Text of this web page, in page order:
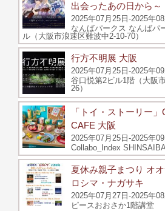
出会ったあの日から～
2025年07月25日-2025年08
なんばパークス なんばパ
ル（大阪市浪速区難波中2-10-70）
行方不明展 大阪
2025年07月25日-2025年09
谷口悦第2ビル1階（大阪
26）
「トイ・ストーリー
CAFE 大阪
2025年07月25日-2025年09
Collabo_Index
夏休み親子まつり オ
ロシマ・ナガサキ
2025年07月27日-2025年08
ピースおおさか1階講堂